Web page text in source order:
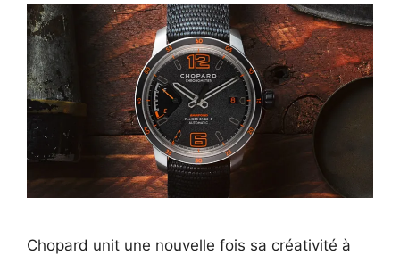
Chopard unit une nouvelle fois sa créativité à